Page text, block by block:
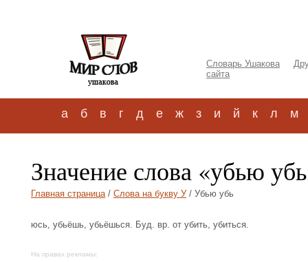
Словарь Ушакова
сайта
а б в г д е ж з и й к л м
Значение слова «убью
Главная страница/ Слова на букву У/ Убью убь
юсь, убьёшь, убьёшься. Буд. вр. от убить, убиться.
На правах рекламы: